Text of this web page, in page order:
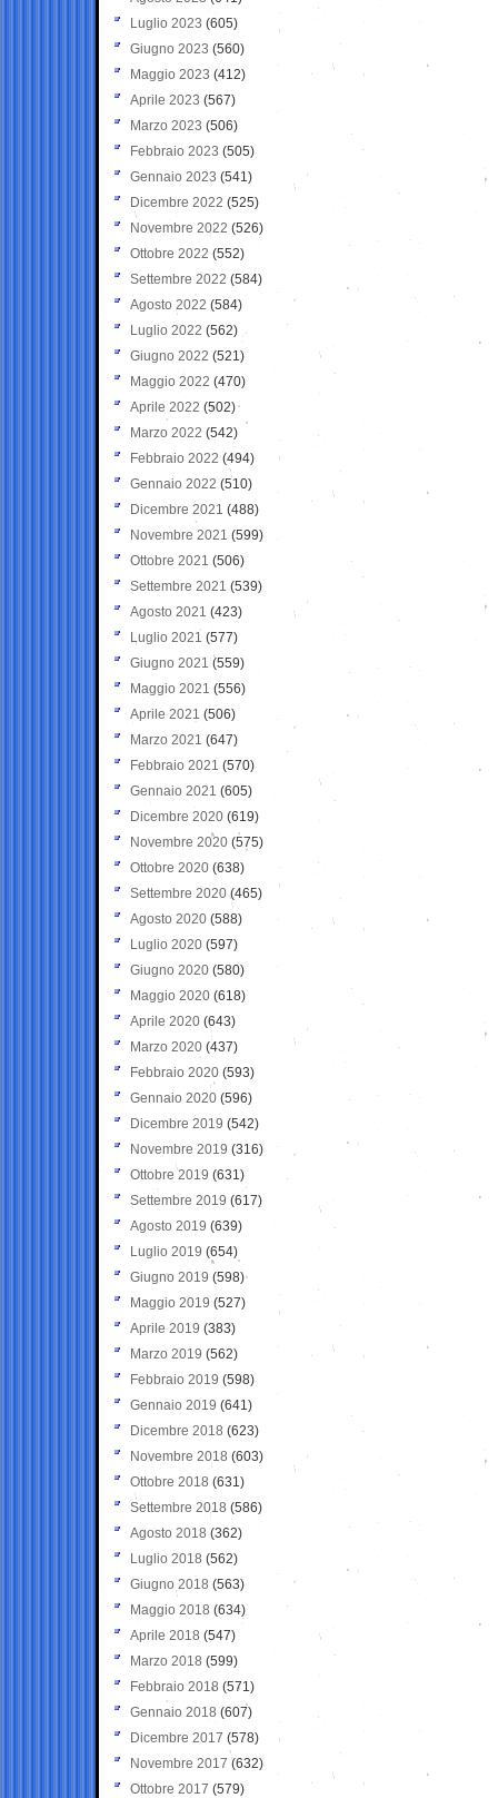
Luglio 2023 (605)
Giugno 2023 (560)
Maggio 2023 (412)
Aprile 2023 (567)
Marzo 2023 (506)
Febbraio 2023 (505)
Gennaio 2023 (541)
Dicembre 2022 (525)
Novembre 2022 (526)
Ottobre 2022 (552)
Settembre 2022 (584)
Agosto 2022 (584)
Luglio 2022 (562)
Giugno 2022 (521)
Maggio 2022 (470)
Aprile 2022 (502)
Marzo 2022 (542)
Febbraio 2022 (494)
Gennaio 2022 (510)
Dicembre 2021 (488)
Novembre 2021 (599)
Ottobre 2021 (506)
Settembre 2021 (539)
Agosto 2021 (423)
Luglio 2021 (577)
Giugno 2021(559)
Maggio 2021 (556)
Aprile 2021 (506)
Marzo 2021 (647)
Febbraio 2021 (570)
Gennaio 2021 (605)
Dicembre 2020 (619)
Novembre 2020 (575)
Ottobre 2020 (638)
Settembre 2020(465)
Agosto 2020 (588)
Luglio 2020 (597)
Giugno 2020 (580)
Maggio 2020 (618)
Aprile 2020 (643)
Marzo 2020 (437)
Febbraio 2020 (593)
Gennaio 2020 (596)
Dicembre 2019 (542)
Novembre 2019 (316)
Ottobre 2019 (631)
Settembre 2019 (617)
Agosto 2019 (639)
Luglio 2019 (654)
Giugno 2019 (598)
Maggio 2019 (527)
Aprile 2019 (383)
Marzo 2019 (562)
Febbraio 2019 (598)
Gennaio 2019 (641)
Dicembre 2018 (623)
Novembre 2018 (603)
Ottobre 2018 (631)
Settembre 2018 (586)
Agosto 2018 (362)
Luglio 2018 (562)
Giugno 2018 (563)
Maggio 2018 (634)
Aprile 2018 (547)
Marzo 2018 (599)
Febbraio 2018 (571)
Gennaio 2018 (607)
Dicembre 2017 (578)
Novembre 2017 (632)
Ottobre 2017 (579)